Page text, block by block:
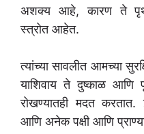
अशक्य आहे, कारण ते
स्त्रोत आहेत.
त्यांच्या सावलीत आमच्या
याशिवाय ते दुष्काळ आणि
रोखण्यातही मदत
आणि अनेक पक्षी आणि